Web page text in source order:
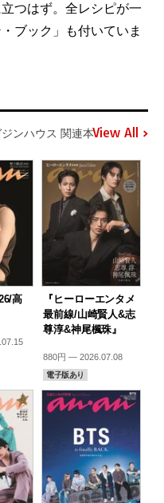
つはず。全レシピが一
ブック」も付いていま
ンハウス 関連本View All
高
『ヒーローエンタメ
最前線/山崎賢人&志
尊淳&神尾楓珠』
880円 — 2026.07.08
電子版あり